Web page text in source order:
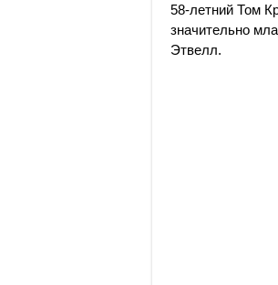
58-летний Том
значительно
Этвелл.